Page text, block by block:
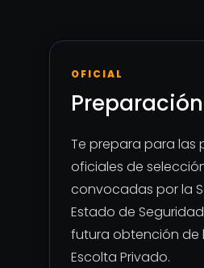
OFICIAL
Te prepara para las
oficiales de
convocadas por la
Estado de
futura obtención de
Escolta Privado.